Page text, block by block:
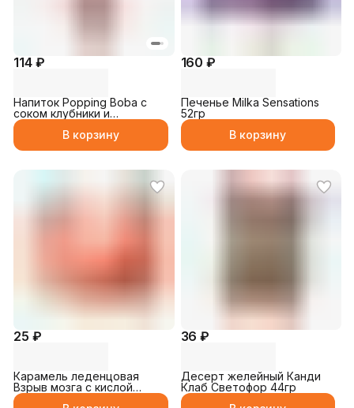
114 ₽
Напиток Popping Boba с
соком клубники и
Шариками 250мл
В корзину
160 ₽
Печенье Milka Sensations
52гр
В корзину
25 ₽
Карамель леденцовая
Взрыв мозга с кислой
пудрой 10гр
36 ₽
Десерт желейный Канди
Клаб Светофор 44гр